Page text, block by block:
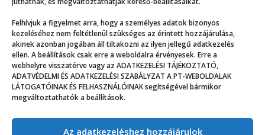
Felhívjuk a figyelmet arra, hogy a személyes adatok bizonyos
kezeléséhez nem feltétlenül szükséges az érintett hozzájárulása,
akinek azonban jogában áll tiltakozni az ilyen jellegű adatkezelés
ellen. A beállítások csak erre a weboldalra érvényesek. Erre a
webhelyre visszatérve vagy az ADATKEZELÉSI TÁJÉKOZTATÓ,
ADATVÉDELMI ÉS ADATKEZELÉSI SZABÁLYZAT A PT-WEBOLDALAK
LÁTOGATÓINAK ÉS FELHASZNÁLÓINAK segítségével bármikor
megváltoztathatók a beállítások.
Az adatkezeléshez hozzájárulok
Próba, kánikula, leégés és beégés – Emma naplója,
53. rész